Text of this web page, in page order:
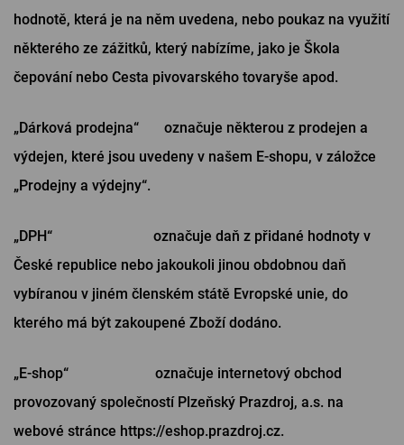
PŘIHLÁSIT PŘES SEZNAM
hodnotě, která je na něm uvedena, nebo poukaz na využití
některého ze zážitků, který nabízíme, jako je Škola
čepování nebo Cesta pivovarského tovaryše apod.
„Dárková prodejna“ označuje některou z prodejen a
výdejen, které jsou uvedeny v našem E-shopu, v záložce
„Prodejny a výdejny“.
„DPH“ označuje daň z přidané hodnoty v
České republice nebo jakoukoli jinou obdobnou daň
vybíranou v jiném členském státě Evropské unie, do
kterého má být zakoupené Zboží dodáno.
„E-shop“ označuje internetový obchod
provozovaný společností Plzeňský Prazdroj, a.s. na
webové stránce https://eshop.prazdroj.cz.